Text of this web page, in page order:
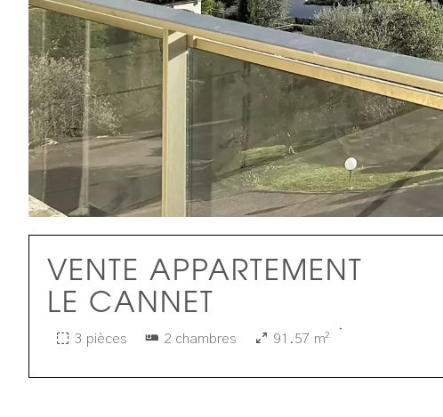
VENTE APPARTEMENT
LE CANNET
3 pièces 2 chambres 91.57 m²
·